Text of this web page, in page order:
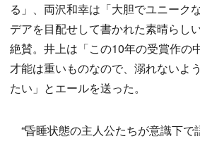
る」、両沢和幸は「大胆でユニーク
デアを目配せして書かれた素晴らし
絶賛。井上は「この10年の受賞作の
才能は重いものなので、溺れないよ
たい」とエールを送った。
“昏睡状態の主人公たちが意識下で